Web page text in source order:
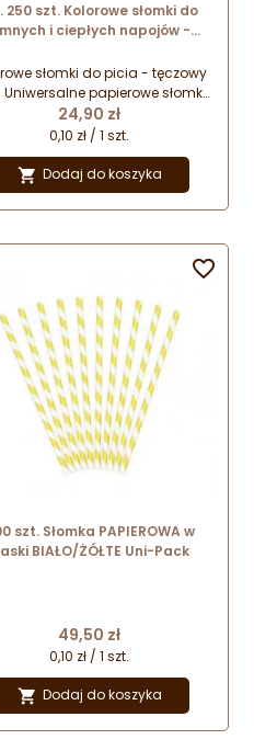
250 szt. Kolorowe słomki do
i ciepłych napojów -
6 mm x dł. 197 mm - GoDan
słomki do picia - tęczowy
Uniwersalne papierowe słomki
ciepłych i zimnych napojów.
Całkowicie bezpieczne dla
- biodegradowalne. Nie
na smak serwowanych
Idealne do lemoniady i
kaw mrożonych.
Cena
24,90 zł
0,10 zł / 1 szt.
 Dodaj do koszyka
szt. Słomka PAPIEROWA w
BIAŁO/ŻÓŁTE Uni-Pack
Cena
49,50 zł
0,10 zł / 1 szt.
 Dodaj do koszyka
